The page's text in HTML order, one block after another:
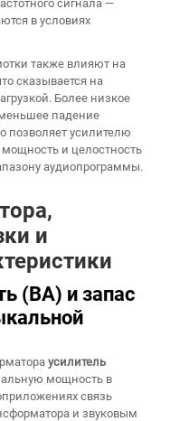
сигнала —
в условиях
также влияют на
сказывается на
Более низкое
падение
позволяет усилителю
и целостность
аудиопрограммы.
и
(ВА) и запас
усилитель
мощность в
связь
и звуковым